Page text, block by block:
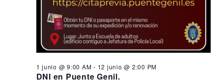
DNI en Puente Genil.
1 junio @ 9:00 AM - 12 junio @ 2:00 PM